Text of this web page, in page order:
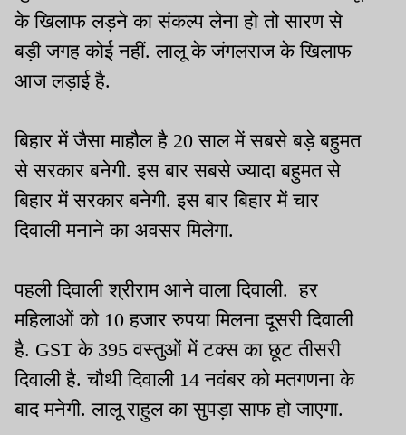
के खिलाफ लड़ने का संकल्प लेना हो तो सारण से
बड़ी जगह कोई नहीं. लालू के जंगलराज के खिलाफ
आज लड़ाई है.
बिहार में जैसा माहौल है 20 साल में सबसे बड़े बहुमत
से सरकार बनेगी. इस बार सबसे ज्यादा बहुमत से
बिहार में सरकार बनेगी. इस बार बिहार में चार
दिवाली मनाने का अवसर मिलेगा.
पहली दिवाली श्रीराम आने वाला दिवाली. हर
महिलाओं को 10 हजार रुपया मिलना दूसरी दिवाली
है. GST के 395 वस्तुओं में टक्स का छूट तीसरी
दिवाली है. चौथी दिवाली 14 नवंबर को मतगणना के
बाद मनेगी. लालू राहुल का सुपड़ा साफ हो जाएगा.